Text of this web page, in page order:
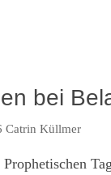
bei
Catrin Küllmer
Prophetischen